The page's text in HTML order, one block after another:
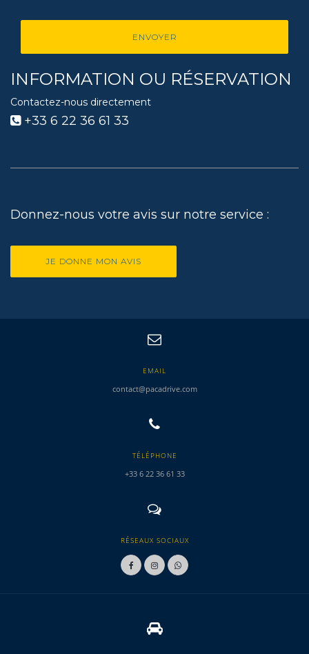
INFORMATION OU RÉSERVATION
Contactez-nous directement
+33 6 22 36 61 33
Donnez-nous votre avis sur notre service :
JE DONNE MON AVIS
EMAIL
contact@pacadrive.com
TÉLÉPHONE
+33 6 22 36 61 33
RÉSEAUX SOCIAUX